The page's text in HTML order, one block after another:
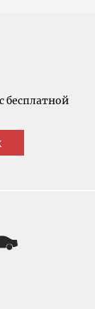
бесплатной